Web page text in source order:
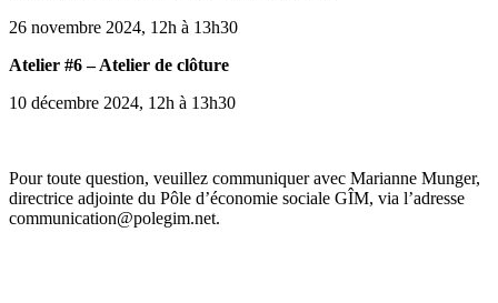
26 novembre 2024, 12h à 13h30
Atelier #6 –Atelier de clôture
10 décembre 2024, 12h à 13h30
Pour toute question, veuillez communiquer avec Marianne Munger,
directrice adjointe du Pôle d’économie sociale GÎM, via l’adresse
communication@polegim.net.